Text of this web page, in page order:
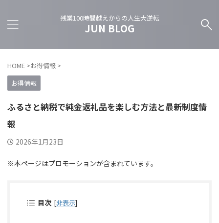
残業100時間越えからの人生大逆転
JUN BLOG
HOME >お得情報 >
お得情報
ふるさと納税で純金返礼品を楽しむ方法と最新制度情
報
2026年1月23日
※本ページはプロモーションが含まれています。
目次 [非表示]